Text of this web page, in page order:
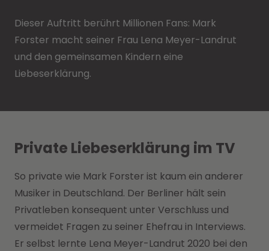
Dieser Auftritt berührt Millionen Fans: Mark
Forster macht seiner Frau Lena Meyer-Landrut
und den gemeinsamen Kindern eine
Liebeserklärung.
Private Liebeserklärung im TV
So private wie Mark Forster ist kaum ein anderer
Musiker in Deutschland. Der Berliner hält sein
Privatleben konsequent unter Verschluss und
vermeidet Fragen zu seiner Ehefrau in Interviews.
Er selbst lernte Lena Meyer-Landrut 2020 bei den